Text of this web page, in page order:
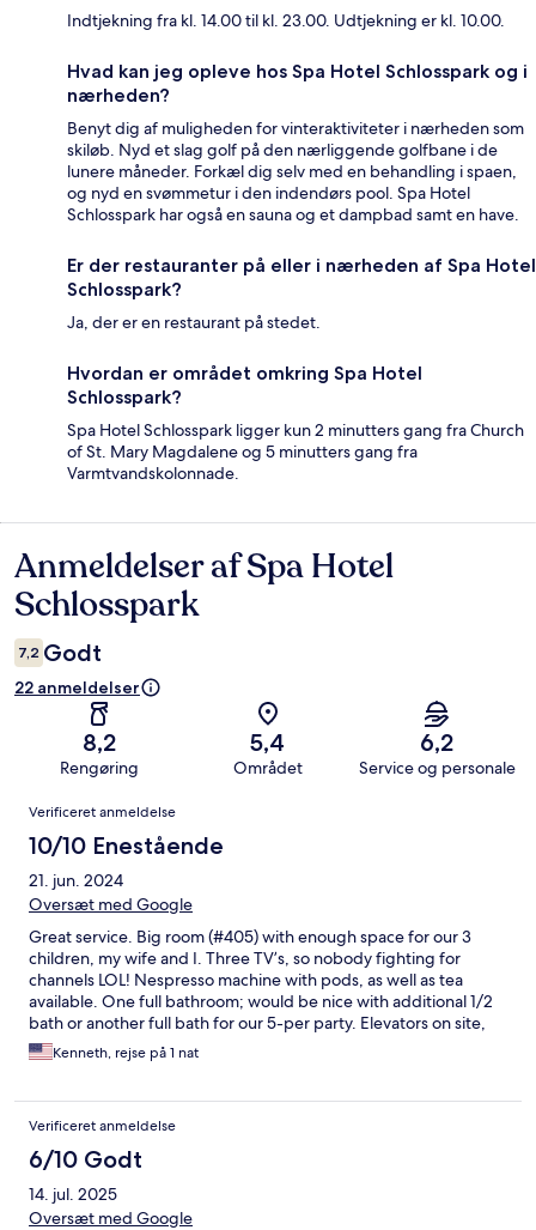
Indtjekning fra kl. 14.00 til kl. 23.00. Udtjekning er kl. 10.00.
Hvad kan jeg opleve hos Spa Hotel Schlosspark og i
nærheden?
Benyt dig af muligheden for vinteraktiviteter i nærheden som
skiløb. Nyd et slag golf på den nærliggende golfbane i de
lunere måneder. Forkæl dig selv med en behandling i spaen,
og nyd en svømmetur i den indendørs pool. Spa Hotel
Schlosspark har også en sauna og et dampbad samt en have.
Er der restauranter på eller i nærheden af Spa Hotel
Schlosspark?
Ja, der er en restaurant på stedet.
Hvordan er området omkring Spa Hotel
Schlosspark?
Spa Hotel Schlosspark ligger kun 2 minutters gang fra Church
of St. Mary Magdalene og 5 minutters gang fra
Varmtvandskolonnade.
Anmeldelser
Anmeldelser af Spa Hotel
Schlosspark
7,2 Godt
22 anmeldelser
8,2
Rengøring
5,4
Området
6,2
Service og personale
Anmeldelser
Verificeret anmeldelse
10/10 Enestående
21. jun. 2024
Oversæt med Google
Great service. Big room (#405) with enough space for our 3
children, my wife and I. Three TV’s, so nobody fighting for
channels LOL! Nespresso machine with pods, as well as tea
available. One full bathroom; would be nice with additional 1/2
bath or another full bath for our 5-per party. Elevators on site,
good for heavy luggage. Great breakfast buffet. Friendly staff.
Great location with very nice views.
Kenneth, rejse på 1 nat
Verificeret anmeldelse
6/10 Godt
14. jul. 2025
Oversæt med Google